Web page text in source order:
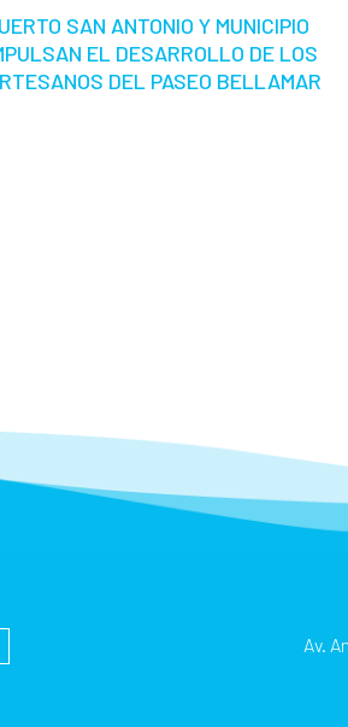
SAN ANTONIO Y MUNICIPIO
EL DESARROLLO DE LOS
DEL PASEO BELLAMAR
Av.